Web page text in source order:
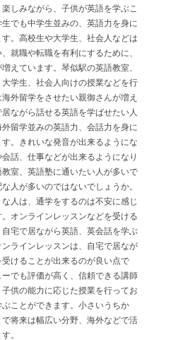
しみながら、子供が英語を学ぶこ
でも中学生並みの、英語力を身に
。高校生や大学生、社会人などは
就職や転職を有利にするために、
えています。琴似駅の英語教室、
学生、社会人向けの授業などを行
外留学をさせたい親御さんが増え
ながら話せる英語を学ばせたい人
留学並みの英語力、会話力を身に
。きれいな発音が出来るようにな
話、仕事などが出来るようになり
室、英語塾に通いたい人が多いで
人が多いのではないでしょうか。
人は、通学をするのは不安に感じ
オンラインレッスンなどを受ける
宅で居ながら英語、英会話を学ぶ
ラインレッスンは、自宅で居なが
けることが出来るのが良い点で
でも評価が高く、信頼できる講師
供の能力に応じた授業を行ってお
ことができます。小さいうちか
将来は幅広い分野、海外などで活
。